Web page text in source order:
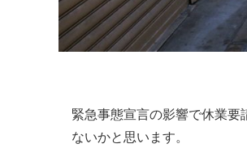
緊急事態宣言の影響で休業要
ないかと思います。